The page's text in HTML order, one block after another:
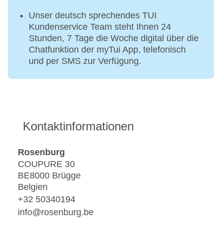
Unser deutsch sprechendes TUI
Kundenservice Team steht Ihnen 24
Stunden, 7 Tage die Woche digital über die
Chatfunktion der myTui App, telefonisch
und per SMS zur Verfügung.
Kontaktinformationen
Rosenburg
COUPURE 30
BE8000 Brügge
Belgien
+32 50340194
info@rosenburg.be